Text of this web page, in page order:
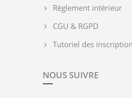
Règlement intérieur
CGU & RGPD
Tutoriel des
NOUS SUIVRE